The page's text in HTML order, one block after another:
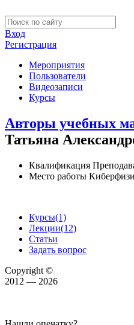
Вход
Регистрация
Мероприятия
Пользователи
Видеозаписи
Курсы
Авторы учебных
Татьяна
Квалификация
Место работы
Курсы(1)
Лекции(12)
Статьи
Задать вопрос
Copyright ©
2012 — 2026